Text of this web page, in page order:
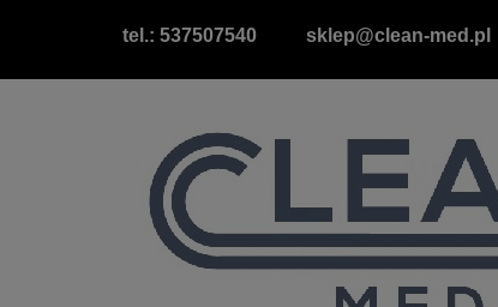
tel.: 537507540 sklep@clean-med.pl